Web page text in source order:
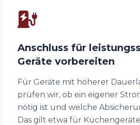
Anschluss für
Geräte vorbereiten
Für Geräte mit höherer
prüfen wir, ob ein eigener
nötig ist und welche
Das gilt etwa für